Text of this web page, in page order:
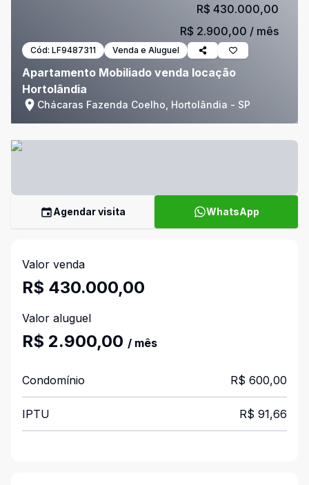
Cód: LF9487311 Venda e Aluguel
Apartamento Mobiliado venda locação
Hortolândia
Chácaras Fazenda Coelho, Hortolândia - SP
R$ 430.000,00
R$ 2.900,00 / mês
Agendar visita WhatsApp
Valor venda
R$ 430.000,00
Valor aluguel
R$ 2.900,00 / mês
Condomínio R$ 600,00
IPTU R$ 91,66